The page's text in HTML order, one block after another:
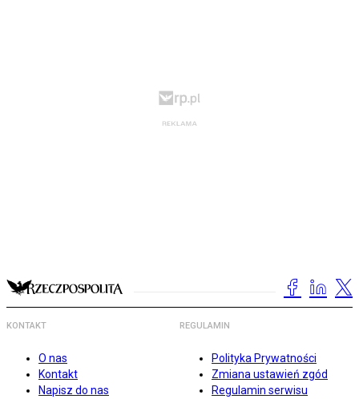
KONTAKT
O nas
Kontakt
Napisz do nas
REGULAMIN
Polityka Prywatności
Zmiana ustawień zgód
Regulamin serwisu